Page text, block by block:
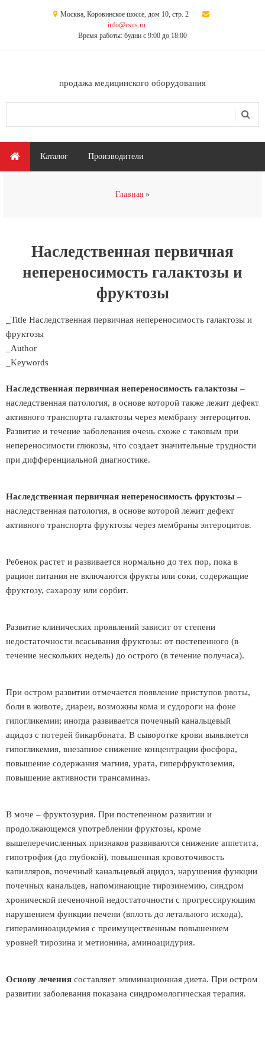
Москва, Коровинское шоссе, дом 10, стр. 2
info@esus.ru
Время работы: будни с 9:00 до 18:00
продажа медицинского оборудования
Главное меню
Каталог Производители
Главная
Наследственная первичная
непереносимость галактозы и
фруктозы
_Title Наследственная первичная непереносимость галактозы и
фруктозы
_Author
_Keywords
Наследственная первичная непереносимость галактозы –
наследственная патология, в основе которой также лежит дефект
активного транспорта галактозы через мембрану энтероцитов.
Развитие и течение заболевания очень схоже с таковым при
непереносимости глюкозы, что создает значительные трудности
при дифференциальной диагностике.
Наследственная первичная непереносимость фруктозы –
наследственная патология, в основе которой лежит дефект
активного транспорта фруктозы через мембраны энтероцитов.
Ребенок растет и развивается нормально до тех пор, пока в
рацион питания не включаются фрукты или соки, содержащие
фруктозу, сахарозу или сорбит.
Развитие клинических проявлений зависит от степени
недостаточности всасывания фруктозы: от постепенного (в
течение нескольких недель) до острого (в течение получаса).
При остром развитии отмечается появление приступов рвоты,
боли в животе, диареи, возможны кома и судороги на фоне
гипогликемии; иногда развивается почечный канальцевый
ацидоз с потерей бикарбоната. В сыворотке крови выявляется
гипогликемия, внезапное снижение концентрации фосфора,
повышение содержания магния, урата, гиперфруктоземия,
повышение активности трансаминаз.
В моче – фруктозурия. При постепенном развитии и
продолжающемся употреблении фруктозы, кроме
вышеперечисленных признаков развиваются снижение аппетита,
гипотрофия (до глубокой), повышенная кровоточивость
капилляров, почечный канальцевый ацидоз, нарушения функции
почечных канальцев, напоминающие тирозинемию, синдром
хронической печеночной недостаточности с прогрессирующим
нарушением функции печени (вплоть до летального исхода),
гипераминоацидемия с преимущественным повышением
уровней тирозина и метионина, аминоацидурия.
Основу лечения составляет элиминационная диета. При остром
развитии заболевания показана синдромологическая терапия.